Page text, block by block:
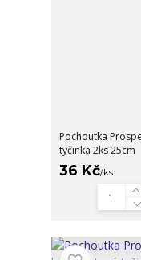
Pochoutka
tyčinka 2ks 25cm
36 Kč/ks